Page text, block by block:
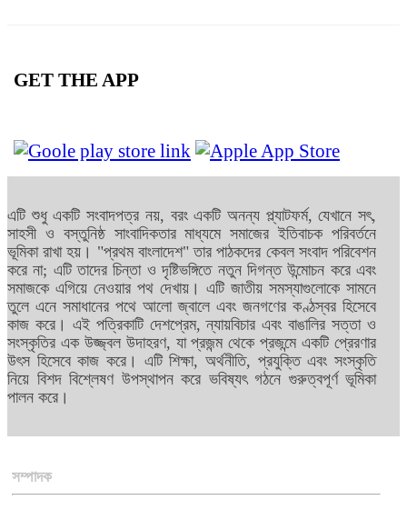
GET THE APP
এটি শুধু একটি সংবাদপত্র নয়, বরং একটি অনন্য প্ল্যাটফর্ম, যেখানে সৎ,
সাহসী ও বস্তুনিষ্ঠ সাংবাদিকতার মাধ্যমে সমাজের ইতিবাচক পরিবর্তনে
ভূমিকা রাখা হয়। "প্রথম বাংলাদেশ" তার পাঠকদের কেবল সংবাদ পরিবেশন
করে না; এটি তাদের চিন্তা ও দৃষ্টিভঙ্গিতে নতুন দিগন্ত উন্মোচন করে এবং
সমাজকে এগিয়ে নেওয়ার পথ দেখায়। এটি জাতীয় সমস্যাগুলোকে সামনে
তুলে এনে সমাধানের পথে আলো জ্বালে এবং জনগণের কণ্ঠস্বর হিসেবে
কাজ করে। এই পত্রিকাটি দেশপ্রেম, ন্যায়বিচার এবং বাঙালির সত্তা ও
সংস্কৃতির এক উজ্জ্বল উদাহরণ, যা প্রজন্ম থেকে প্রজন্মে একটি প্রেরণার
উৎস হিসেবে কাজ করে। এটি শিক্ষা, অর্থনীতি, প্রযুক্তি এবং সংস্কৃতি
নিয়ে বিশদ বিশ্লেষণ উপস্থাপন করে ভবিষ্যৎ গঠনে গুরুত্বপূর্ণ ভূমিকা
পালন করে।
সম্পাদক